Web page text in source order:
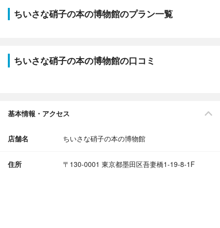
ちいさな硝子の本の博物館のプラン一覧
ちいさな硝子の本の博物館の口コミ
基本情報・アクセス
店舗名 ちいさな硝子の本の博物館
住所 〒130-0001 東京都墨田区吾妻橋1-19-8-1F